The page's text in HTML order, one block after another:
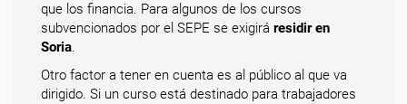
que los financia. Para algunos de los cursos
subvencionados por el SEPE se exigirá residir en
Soria.
Otro factor a tener en cuenta es al público al que va
dirigido. Si un curso está destinado para trabajadores